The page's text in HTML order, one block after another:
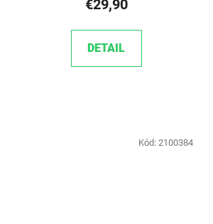
€29,90
DETAIL
Kód: 2100384